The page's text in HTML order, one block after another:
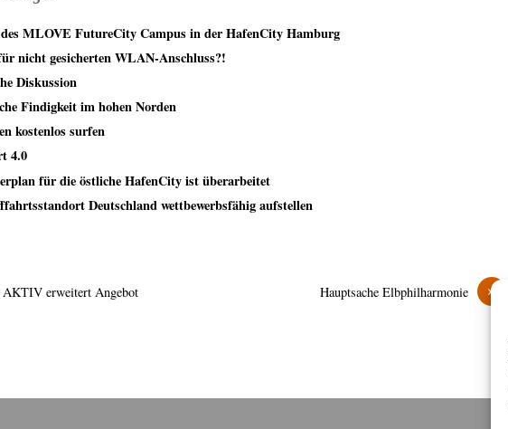
MLOVE FutureCity Campus in der HafenCity Hamburg
nicht gesicherten WLAN-Anschluss?!
Diskussion
Findigkeit im hohen Norden
kostenlos surfen
4.0
für die östliche HafenCity ist überarbeitet
Deutschland wettbewerbsfähig aufstellen
erweitert Angebot »
Hauptsache Elbphilharmonie